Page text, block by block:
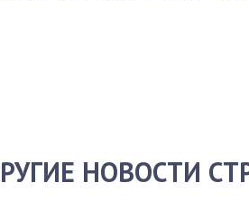
НОВОСТИ